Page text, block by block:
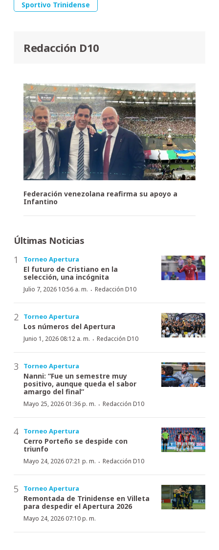
Sportivo Trinidense
Redacción D10
Federación venezolana reafirma su apoyo a
Infantino
Últimas Noticias
Torneo Apertura
El futuro de Cristiano en la
selección, una incógnita
Julio 7, 2026 10:56 a. m. · Redacción D10
Torneo Apertura
Los números del Apertura
Junio 1, 2026 08:12 a. m. · Redacción D10
Torneo Apertura
Nanni: “Fue un semestre muy
positivo, aunque queda el sabor
amargo del final”
Mayo 25, 2026 01:36 p. m. · Redacción D10
Torneo Apertura
Cerro Porteño se despide con
triunfo
Mayo 24, 2026 07:21 p. m. · Redacción D10
Torneo Apertura
Remontada de Trinidense en Villeta
para despedir el Apertura 2026
Mayo 24, 2026 07:10 p. m.